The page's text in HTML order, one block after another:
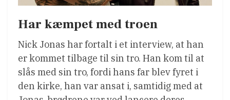
Har kæmpet med troen
Nick Jonas har fortalt i et interview, at han
er kommet tilbage til sin tro. Han kom til at
slås med sin tro, fordi hans far blev fyret i
den kirke, han var ansat i, samtidig med at